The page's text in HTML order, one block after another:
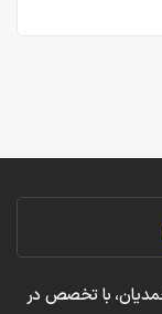
با تخصص در